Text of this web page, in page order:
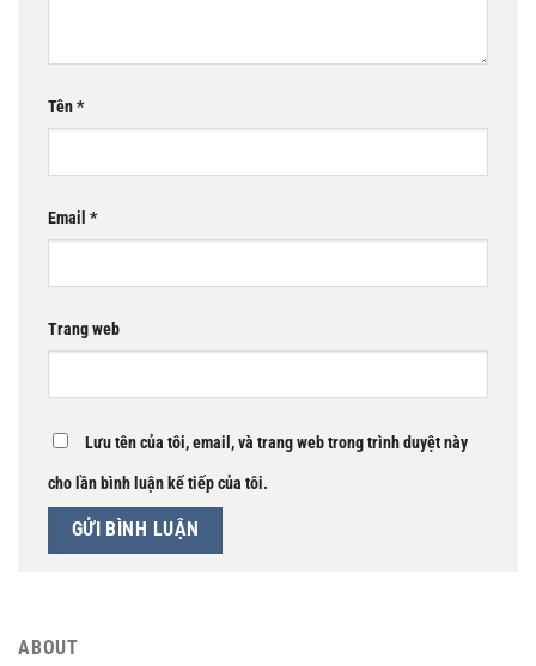
Tên*
Email *
Trang web
Lưu tên của tôi, email, và trang web trong trình duyệt này
cho lần bình luận kế tiếp của tôi.
ABOUT